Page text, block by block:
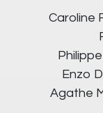
Caroline
Enzo
Agathe